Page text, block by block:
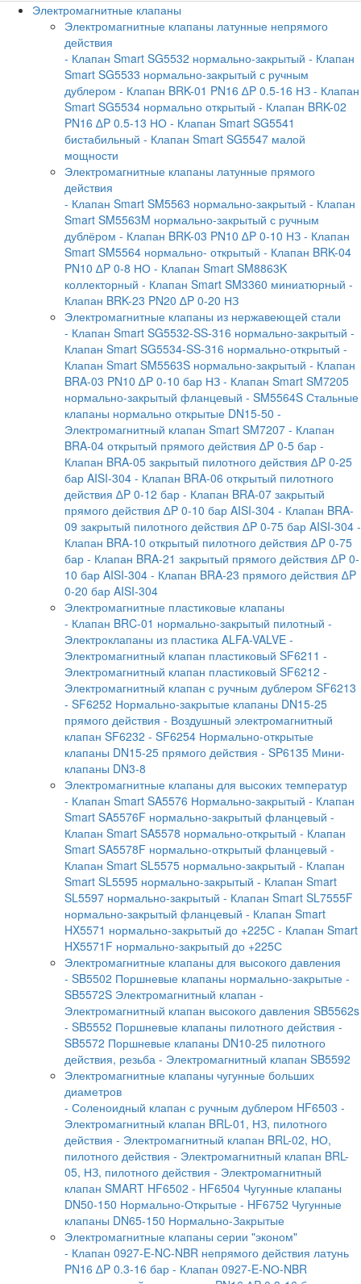
Электромагнитные клапаны
Электромагнитные клапаны латунные непрямого
действия
- Клапан Smart SG5532 нормально-закрытый - Клапан
Smart SG5533 нормально-закрытый с ручным
дублером - Клапан BRK-01 PN16 ∆P 0.5-16 НЗ - Клапан
Smart SG5534 нормально открытый - Клапан BRK-02
PN16 ∆P 0.5-13 НО - Клапан Smart SG5541
бистабильный - Клапан Smart SG5547 малой
мощности
Электромагнитные клапаны латунные прямого
действия
- Клапан Smart SM5563 нормально-закрытый - Клапан
Smart SM5563M нормально-закрытый с ручным
дублёром - Клапан BRK-03 PN10 ∆P 0-10 НЗ - Клапан
Smart SM5564 нормально- открытый - Клапан BRK-04
PN10 ∆P 0-8 НО - Клапан Smart SM8863K
коллекторный - Клапан Smart SM3360 миниатюрный -
Клапан BRK-23 PN20 ∆P 0-20 НЗ
Электромагнитные клапаны из нержавеющей стали
- Клапан Smart SG5532-SS-316 нормально-закрытый -
Клапан Smart SG5534-SS-316 нормально-открытый -
Клапан Smart SM5563S нормально-закрытый - Клапан
BRA-03 PN10 ∆P 0-10 бар НЗ - Клапан Smart SM7205
нормально-закрытый фланцевый - SM5564S Стальные
клапаны нормально открытые DN15-50 -
Электромагнитный клапан Smart SM7207 - Клапан
BRA-04 открытый прямого действия ∆P 0-5 бар -
Клапан BRA-05 закрытый пилотного действия ∆P 0-25
бар AISI-304 - Клапан BRA-06 открытый пилотного
действия ∆P 0-12 бар - Клапан BRA-07 закрытый
прямого действия ∆P 0-10 бар AISI-304 - Клапан BRA-
09 закрытый пилотного действия ∆P 0-75 бар AISI-304 -
Клапан BRA-10 открытый пилотного действия ∆P 0-75
бар - Клапан BRA-21 закрытый прямого действия ∆P 0-
10 бар AISI-304 - Клапан BRA-23 прямого действия ∆P
0-20 бар AISI-304
Электромагнитные пластиковые клапаны
- Клапан BRC-01 нормально-закрытый пилотный -
Электроклапаны из пластика ALFA-VALVE -
Электромагнитный клапан пластиковый SF6211 -
Электромагнитный клапан пластиковый SF6212 -
Электромагнитный клапан с ручным дублером SF6213
- SF6252 Нормально-закрытые клапаны DN15-25
прямого действия - Воздушный электромагнитный
клапан SF6232 - SF6254 Нормально-открытые
клапаны DN15-25 прямого действия - SP6135 Мини-
клапаны DN3-8
Электромагнитные клапаны для высоких температур
- Клапан Smart SA5576 Нормально-закрытый - Клапан
Smart SA5576F нормально-закрытый фланцевый -
Клапан Smart SA5578 нормально-открытый - Клапан
Smart SA5578F нормально-открытый фланцевый -
Клапан Smart SL5575 нормально-закрытый - Клапан
Smart SL5595 нормально-закрытый - Клапан Smart
SL5597 нормально-закрытый - Клапан Smart SL7555F
нормально-закрытый фланцевый - Клапан Smart
HX5571 нормально-закрытый до +225С - Клапан Smart
HX5571F нормально-закрытый до +225С
Электромагнитные клапаны для высокого давления
- SB5502 Поршневые клапаны нормально-закрытые -
SB5572S Электромагнитный клапан -
Электромагнитный клапан высокого давления SB5562s
- SB5552 Поршневые клапаны пилотного действия -
SB5572 Поршневые клапаны DN10-25 пилотного
действия, резьба - Электромагнитный клапан SB5592
Электромагнитные клапаны чугунные больших
диаметров
- Соленоидный клапан с ручным дублером HF6503 -
Электромагнитный клапан BRL-01, НЗ, пилотного
действия - Электромагнитный клапан BRL-02, НО,
пилотного действия - Электромагнитный клапан BRL-
05, НЗ, пилотного действия - Электромагнитный
клапан SMART HF6502 - HF6504 Чугунные клапаны
DN50-150 Нормально-Открытые - HF6752 Чугунные
клапаны DN65-150 Нормально-Закрытые
Электромагнитные клапаны серии "эконом"
- Клапан 0927-E-NC-NBR непрямого действия латунь
PN16 ∆P 0.3-16 бар - Клапан 0927-E-NО-NBR